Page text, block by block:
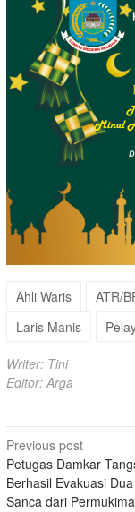
Ahli Waris ATR/
Laris Manis
Writer: Tini
Editor: Arga
Post
navigation
Previous post
Petugas Damkar
Berhasil Evakuasi
Sanca dari